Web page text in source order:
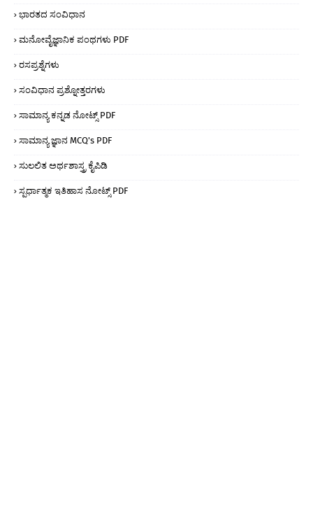
ಭಾರತದ ಸಂವಿಧಾನ
ಮನೋವೈಜ್ಞಾನಿಕ ಪಂಥಗಳು PDF
ರಸಪ್ರಶ್ನೆಗಳು
ಸಂವಿಧಾನ ಪ್ರಶ್ನೋತ್ತರಗಳು
ಸಾಮಾನ್ಯ ಕನ್ನಡ ನೋಟ್ಸ್ PDF
ಸಾಮಾನ್ಯ ಜ್ಞಾನ MCQ's PDF
ಸುಲಲಿತ ಅರ್ಥಶಾಸ್ತ್ರ ಕೈಪಿಡಿ
ಸ್ಪರ್ಧಾತ್ಮಕ ಇತಿಹಾಸ ನೋಟ್ಸ್ PDF